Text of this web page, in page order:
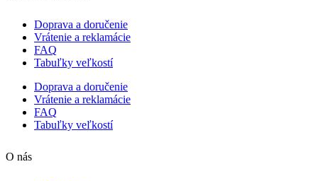
Doprava a doručenie
Vrátenie a reklamácie
FAQ
Tabuľky veľkostí
Doprava a doručenie
Vrátenie a reklamácie
FAQ
Tabuľky veľkostí
O nás